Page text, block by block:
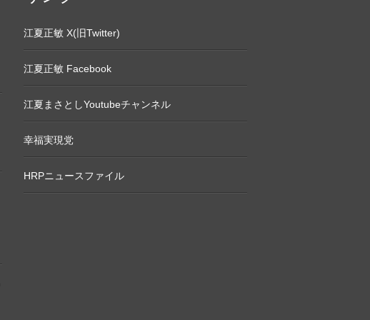
江夏正敏 X(旧Twitter)
江夏正敏 Facebook
江夏まさとしYoutubeチャンネル
幸福実現党
HRPニュースファイル